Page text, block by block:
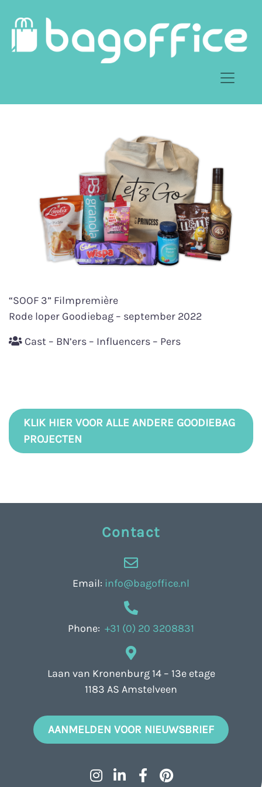
“SOOF 3” Filmpremière
Rode loper Goodiebag – september 2022
Cast – BN’ers – Influencers – Pers
KLIK HIER VOOR ALLE ANDERE GOODIEBAG
PROJECTEN
Contact
Email: info@bagoffice.nl
Phone: +31 (0) 20 3208831
Laan van Kronenburg 14 – 13e etage
1183 AS Amstelveen
AANMELDEN VOOR NIEUWSBRIEF